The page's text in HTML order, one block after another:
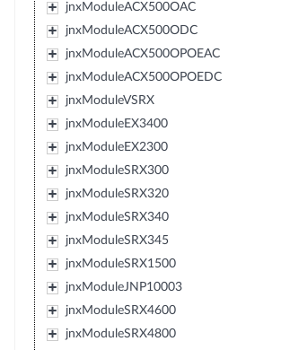
jnxModuleACX500OAC
jnxModuleACX500ODC
jnxModuleACX500OPOEAC
jnxModuleACX500OPOEDC
jnxModuleVSRX
jnxModuleEX3400
jnxModuleEX2300
jnxModuleSRX300
jnxModuleSRX320
jnxModuleSRX340
jnxModuleSRX345
jnxModuleSRX1500
jnxModuleJNP10003
jnxModuleSRX4600
jnxModuleSRX4800